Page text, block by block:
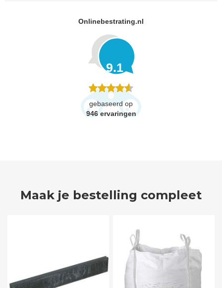
Onlinebestrating.nl
9.1
gebaseerd op
946 ervaringen
Maak je bestelling compleet